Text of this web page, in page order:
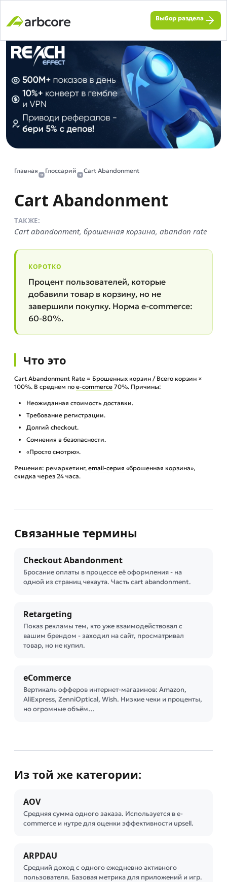
Выбор раздела
Главная Глоссарий Cart Abandonment
Cart Abandonment
ТАКЖЕ:
Cart abandonment, брошенная корзина, abandon rate
КОРОТКО
Процент пользователей, которые
добавили товар в корзину, но не
завершили покупку. Норма e-commerce:
60-80%.
Что это
Cart Abandonment Rate = Брошенных корзин / Всего корзин ×
100%. В среднем по e-commerce 70%. Причины:
Неожиданная стоимость доставки.
Требование регистрации.
Долгий checkout.
Сомнения в безопасности.
«Просто смотрю».
Решения: ремаркетинг, email-серия «брошенная корзина»,
скидка через 24 часа.
Связанные термины
Checkout Abandonment
Бросание оплаты в процессе её оформления - на
одной из страниц чекаута. Часть cart abandonment.
Retargeting
Показ рекламы тем, кто уже взаимодействовал с
вашим брендом - заходил на сайт, просматривал
товар, но не купил.
eCommerce
Вертикаль офферов интернет-магазинов: Amazon,
AliExpress, ZenniOptical, Wish. Низкие чеки и проценты,
но огромные объём…
Из той же категории:
AOV
Средняя сумма одного заказа. Используется в e-
commerce и нутре для оценки эффективности upsell.
ARPDAU
Средний доход с одного ежедневно активного
пользователя. Базовая метрика для приложений и игр.